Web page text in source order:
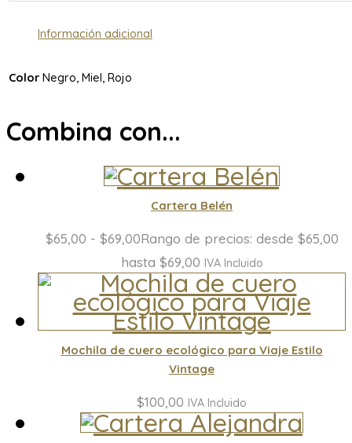
Información adicional
Color Negro, Miel, Rojo
Combina con...
Cartera Belén
$65,00 - $69,00Rango de precios: desde $65,00
hasta $69,00 IVA Incluido
Mochila de cuero ecológico para Viaje Estilo
Vintage
$100,00 IVA Incluido